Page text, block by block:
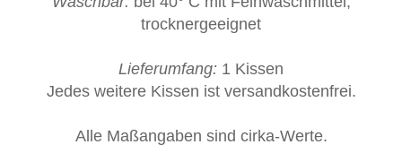
trocknergeeignet
Lieferumfang: 1 Kissen
Jedes weitere Kissen ist versandkostenfrei.
Alle Maßangaben sind cirka-Werte.